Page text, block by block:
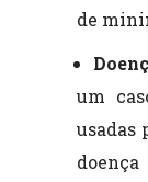
de
um
usadas